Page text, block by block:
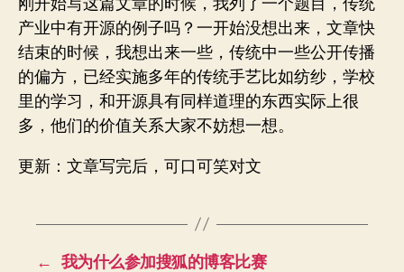
产业中有开源的例子吗？一开始没想出来，文章快
结束的时候，我想出来一些，传统中一些公开传播
的偏方，已经实施多年的传统手艺比如纺纱，学校
里的学习，和开源具有同样道理的东西实际上很
多，他们的价值关系大家不妨想一想。
更新：文章写完后，可口可笑对文
←
我为什么参加搜狐的博客比赛